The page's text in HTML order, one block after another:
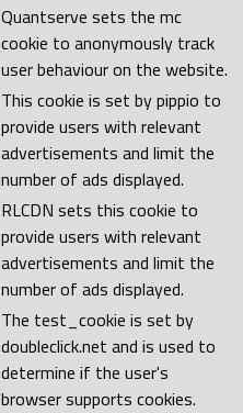
Quantserve sets the mc
cookie to anonymously track
user behaviour on the website.
This cookie is set by pippio to
provide users with relevant
advertisements and limit the
number of ads displayed.
RLCDN sets this cookie to
provide users with relevant
advertisements and limit the
number of ads displayed.
The test_cookie is set by
doubleclick.net and is used to
determine if the user's
browser supports cookies.